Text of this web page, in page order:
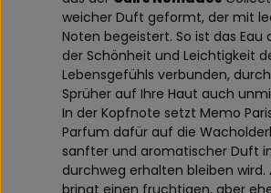
weicher Duft geformt, der mit
Noten begeistert. So ist das
der Schönheit und Leichtigkeit
Lebensgefühls verbunden,
Sprüher auf Ihre Haut auch
In der Kopfnote setzt Memo
Parfum dafür auf die
sanfter und aromatischer Duft
durchweg erhalten bleiben